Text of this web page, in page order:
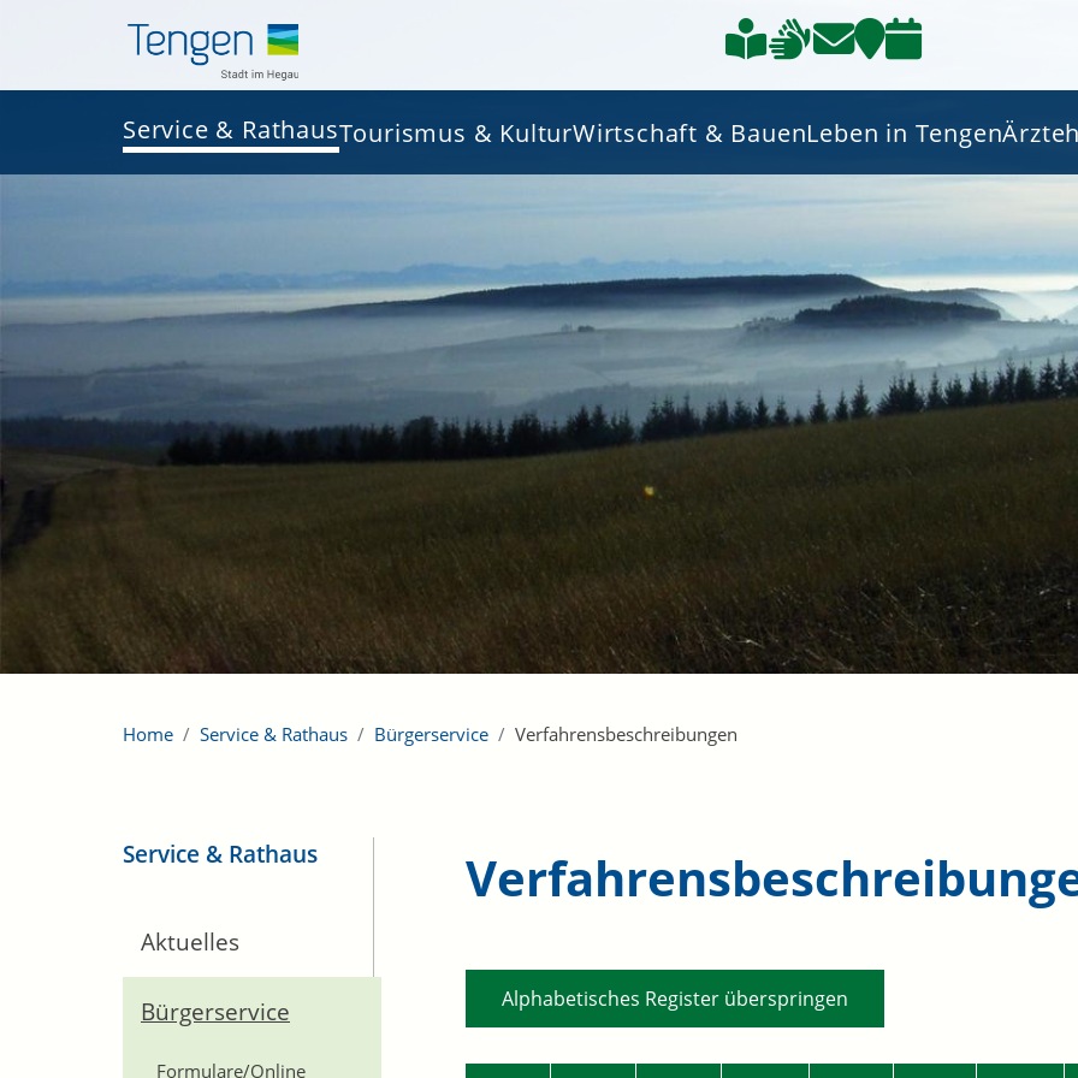
Service & RathausTourismus & KulturWirtschaft & BauenLeben in Tengen
Home Service & Rathaus Bürgerservice Verfahrensbeschreibungen
Service & Rathaus
Aktuelles
Bürgerservice
Formulare/Online
Alphabetisches Register überspringen